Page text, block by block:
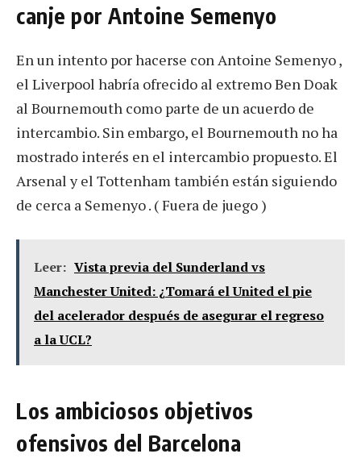
canje por Antoine Semenyo
En un intento por hacerse con Antoine Semenyo ,
el Liverpool habría ofrecido al extremo Ben Doak
al Bournemouth como parte de un acuerdo de
intercambio. Sin embargo, el Bournemouth no ha
mostrado interés en el intercambio propuesto. El
Arsenal y el Tottenham también están siguiendo
de cerca a Semenyo . ( Fuera de juego )
Leer: Vista previa del Sunderland vs
Manchester United: ¿Tomará el United el pie
del acelerador después de asegurar el regreso
a la UCL?
Los ambiciosos objetivos
ofensivos del Barcelona